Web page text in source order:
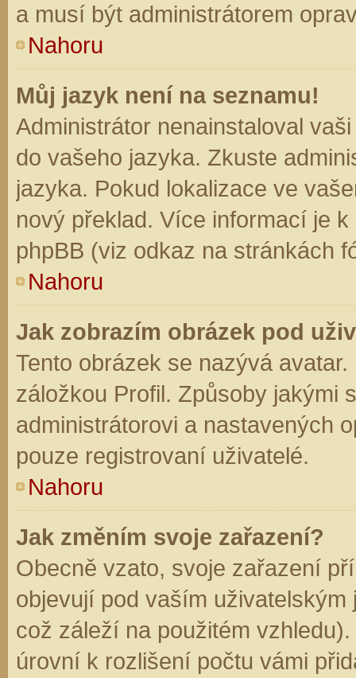
a musí být administrátorem
Nahoru
Můj jazyk není na seznamu!
Administrátor nenainstaloval
do vašeho jazyka. Zkuste
jazyka. Pokud lokalizace ve
nový překlad. Více informací je
phpBB (viz odkaz na stránkách
Nahoru
Jak zobrazím obrázek pod
Tento obrázek se nazývá
záložkou Profil. Způsoby jakými
administrátorovi a nastavených
pouze registrovaní uživatelé.
Nahoru
Jak změním svoje zařazení?
Obecně vzato, svoje zařazení
objevují pod vaším
což záleží na použitém
úrovní k rozlišení počtu vámi